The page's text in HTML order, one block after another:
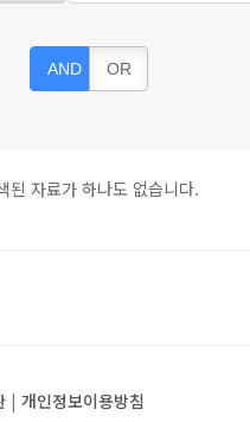
AND OR
된 자료가 하나도 없습니다.
| 개인정보이용방침